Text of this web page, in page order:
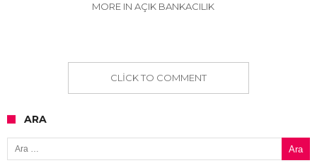
MORE IN AÇIK BANKACILIK
CLICK TO COMMENT
ARA
Arama: